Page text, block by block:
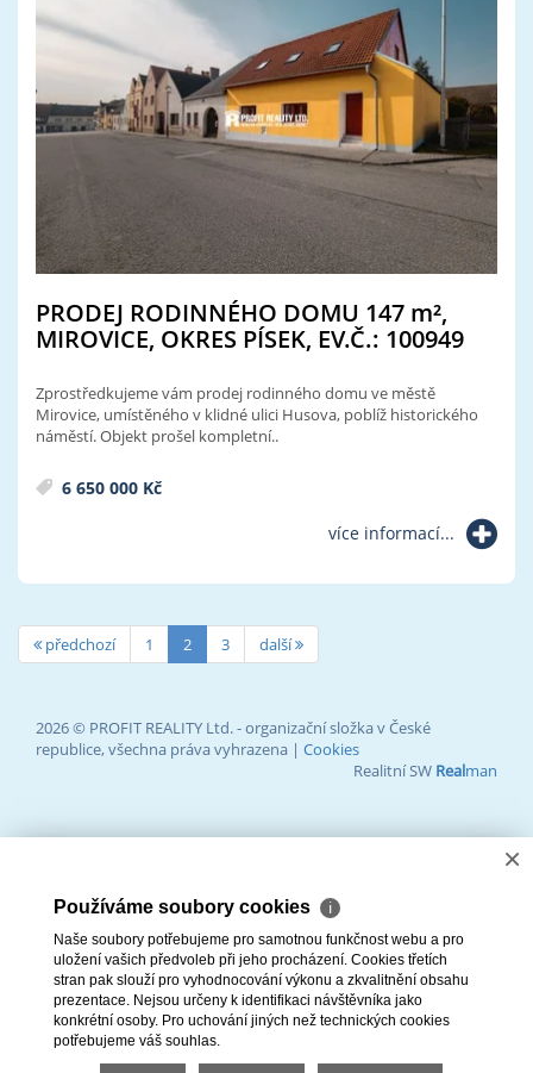
PRODEJ RODINNÉHO DOMU 147 m²,
MIROVICE, OKRES PÍSEK, EV.Č.: 100949
Zprostředkujeme vám prodej rodinného domu ve městě
Mirovice, umístěného v klidné ulici Husova, poblíž historického
náměstí. Objekt prošel kompletní..
6 650 000 Kč
více informací...
předchozí 1 2 3 další
2026 © PROFIT REALITY Ltd. - organizační složka v České
republice, všechna práva vyhrazena | Cookies
Realitní SW Realman
×
Používáme soubory cookies ℹ
Naše soubory potřebujeme pro samotnou funkčnost webu a pro
uložení vašich předvoleb při jeho procházení. Cookies třetích
stran pak slouží pro vyhodnocování výkonu a zkvalitnění obsahu
prezentace. Nejsou určeny k identifikaci návštěvníka jako
konkrétní osoby. Pro uchování jiných než technických cookies
potřebujeme váš souhlas.